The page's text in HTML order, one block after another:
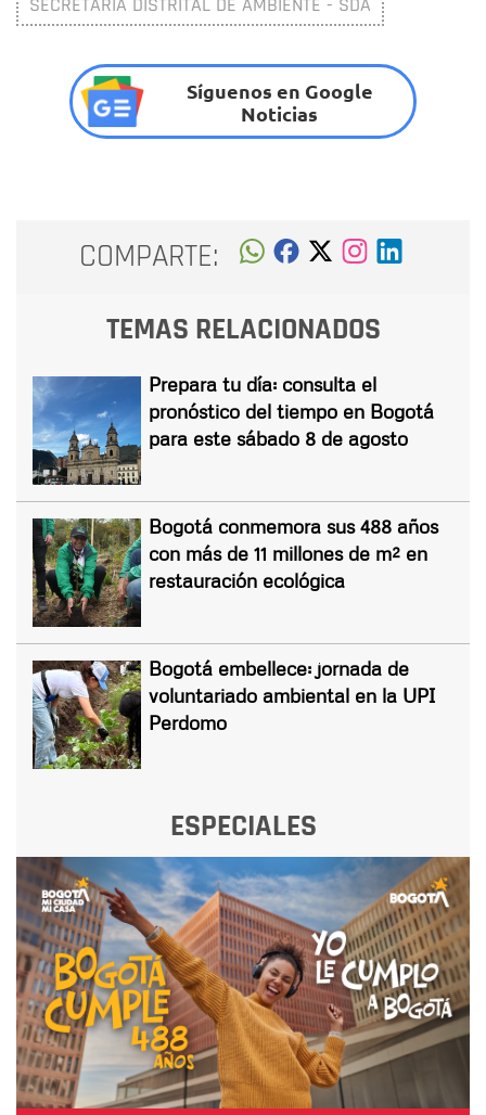
Síguenos en Google
Noticias
COMPARTE:
TEMAS RELACIONADOS
Prepara tu día: consulta el
pronóstico del tiempo en Bogotá
para este sábado 8 de agosto
Bogotá conmemora sus 488 años
con más de 11 millones de m² en
restauración ecológica
Bogotá embellece: jornada de
voluntariado ambiental en la UPI
Perdomo
ESPECIALES